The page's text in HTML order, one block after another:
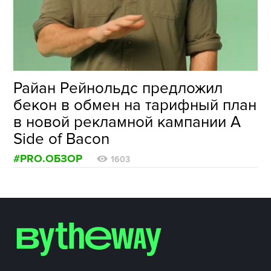
Райан Рейнольдс предложил
бекон в обмен на тарифный план
в новой рекламной кампании A
Side of Bacon
#PRO.ОБЗОР 1603
ФОТОГРАФИЯ
ТИПОГРАФИКА
ИСТОРИИ БРЕНДОВ
О ПРОЕКТЕ
РЕКЛАМА